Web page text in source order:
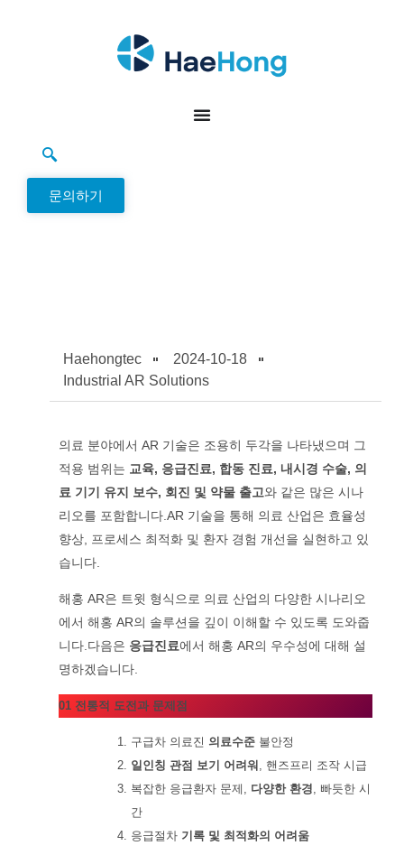
문의하기
Haehongtec
2024-10-18
Industrial AR Solutions
의료 분야에서 AR 기술은 조용히 두각을 나타냈으며 그
적용 범위는 교육, 응급진료, 합동 진료, 내시경 수술, 의
료 기기 유지 보수, 회진 및 약물 출고와 같은 많은 시나
리오를 포함합니다.AR 기술을 통해 의료 산업은 효율성
향상, 프로세스 최적화 및 환자 경험 개선을 실현하고 있
습니다.
해홍 AR은 트윗 형식으로 의료 산업의 다양한 시나리오
에서 해홍 AR의 솔루션을 깊이 이해할 수 있도록 도와줍
니다.다음은 응급진료에서 해홍 AR의 우수성에 대해 설
명하겠습니다.
01 전통적 도전과 문제점
구급차 의료진 의료수준 불안정
일인칭 관점 보기 어려워
, 핸즈프리 조작 시급
복잡한 응급환자 문제, 다양한 환경 , 빠듯한 시
간
응급절차 기록 및 최적화의 어려움